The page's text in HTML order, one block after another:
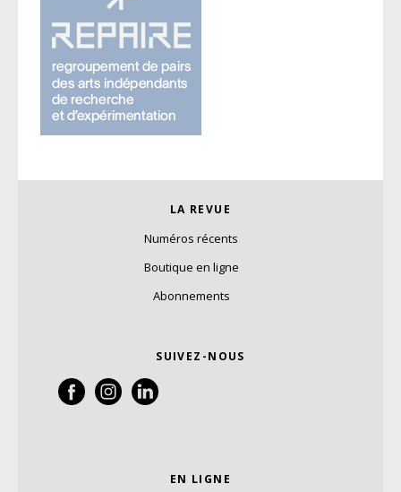
LA REVUE
Numéros récents
Boutique en ligne
Abonnements
SUIVEZ-NOUS
EN LIGNE